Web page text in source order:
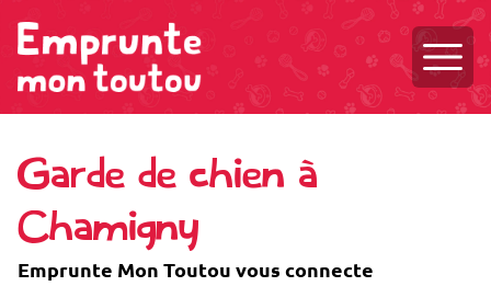
Garde de chien à
Chamigny
Emprunte Mon Toutou vous connecte